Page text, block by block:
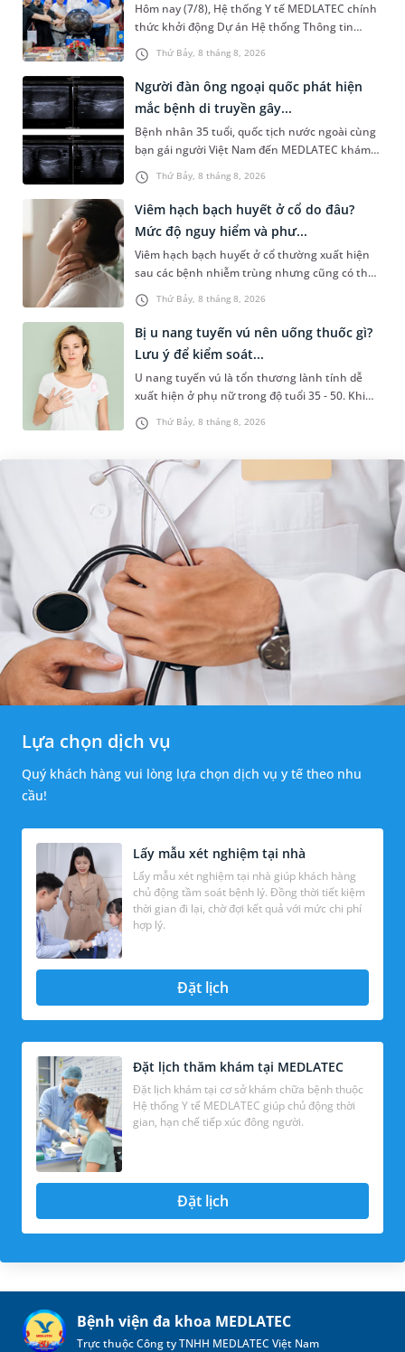
Thứ Bảy, 8 tháng 8, 2026
Hôm nay (7/8), Hệ thống Y tế MEDLATEC chính
thức khởi động Dự án Hệ thống Thông tin
Quản lý Bệnh viện (HIS - Hospital Information
System) giai đoạn mới. Dự á...
Thứ Bảy, 8 tháng 8, 2026
Người đàn ông ngoại quốc phát hiện
mắc bệnh di truyền gây...
Bệnh nhân 35 tuổi, quốc tịch nước ngoài cùng
bạn gái người Việt Nam đến MEDLATEC khám
sức khỏe tiền hôn nhân. Qua thăm khám và
làm các xét nghiệm chuyên sâu,...
Thứ Bảy, 8 tháng 8, 2026
Viêm hạch bạch huyết ở cổ do đâu?
Mức độ nguy hiểm và phư...
Viêm hạch bạch huyết ở cổ thường xuất hiện
sau các bệnh nhiễm trùng nhưng cũng có thể
liên quan đến lao hạch hoặc ung thư. Để tìm
hiểu nguyên nhân gây viêm,...
Thứ Bảy, 8 tháng 8, 2026
Bị u nang tuyến vú nên uống thuốc gì?
Lưu ý để kiểm soát...
U nang tuyến vú là tổn thương lành tính dễ
xuất hiện ở phụ nữ trong độ tuổi 35 - 50. Khi
được chẩn đoán mắc bệnh, nhiều người
thường băn khoăn u nang tuyến v...
Lựa chọn dịch vụ
Quý khách hàng vui lòng lựa chọn dịch vụ y tế theo nhu
cầu!
Lấy mẫu xét nghiệm tại nhà
Lấy mẫu xét nghiệm tại nhà giúp khách hàng
chủ động tầm soát bệnh lý. Đồng thời tiết kiệm
thời gian đi lại, chờ đợi kết quả với mức chi phí
hợp lý.
Đặt lịch
Đặt lịch thăm khám tại MEDLATEC
Đặt lịch khám tại cơ sở khám chữa bệnh thuộc
Hệ thống Y tế MEDLATEC giúp chủ động thời
gian, hạn chế tiếp xúc đông người.
Đặt lịch
Bệnh viện đa khoa MEDLATEC
Trực thuộc Công ty TNHH MEDLATEC Việt Nam